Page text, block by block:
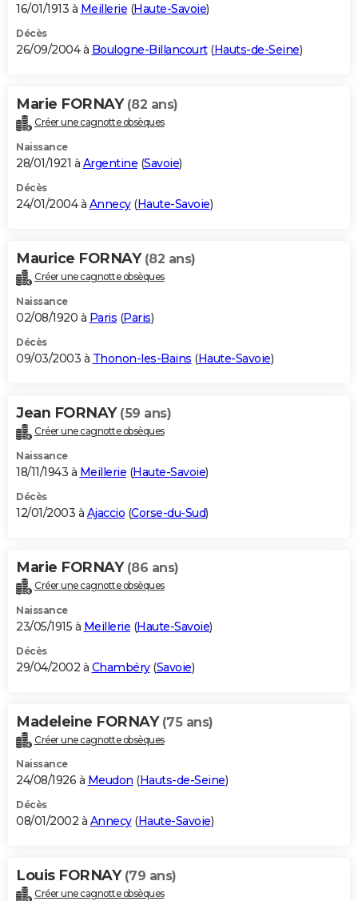
16/01/1913 à Meillerie (Haute-Savoie)
Décès
26/09/2004 à Boulogne-Billancourt(Hauts-de-Seine)
Marie FORNAY (82 ans)
Créer une cagnotte obsèques
Naissance
28/01/1921 à Argentine (Savoie)
Décès
24/01/2004 à Annecy(Haute-Savoie)
Maurice FORNAY (82 ans)
Créer une cagnotte obsèques
Naissance
02/08/1920 à Paris (Paris)
Décès
09/03/2003 à Thonon-les-Bains (Haute-Savoie)
Jean FORNAY (59 ans)
Créer une cagnotte obsèques
Naissance
18/11/1943 à Meillerie (Haute-Savoie)
Décès
12/01/2003 à Ajaccio (Corse-du-Sud)
Marie FORNAY (86 ans)
Créer une cagnotte obsèques
Naissance
23/05/1915 à Meillerie (Haute-Savoie)
Décès
29/04/2002 à Chambéry(Savoie)
Madeleine FORNAY (75 ans)
Créer une cagnotte obsèques
Naissance
24/08/1926 à Meudon (Hauts-de-Seine)
Décès
08/01/2002 à Annecy(Haute-Savoie)
Louis FORNAY (79 ans)
Créer une cagnotte obsèques